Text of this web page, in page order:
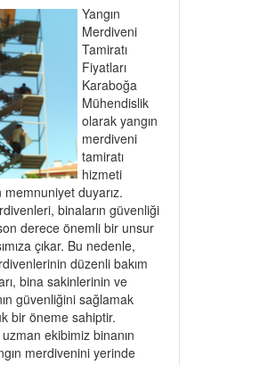
Yangın
Merdiveni
Tamiratı
Fiyatları
Karaboğa
Mühendislik
olarak yangın
merdiveni
tamiratı
hizmeti
duyarız.
binaların güvenliği
derece önemli bir unsur
çıkar. Bu nedenle,
düzenli bakım
bina sakinlerinin ve
güvenliğini sağlamak
bir öneme sahiptir.
ekibimiz binanın
merdivenini yerinde